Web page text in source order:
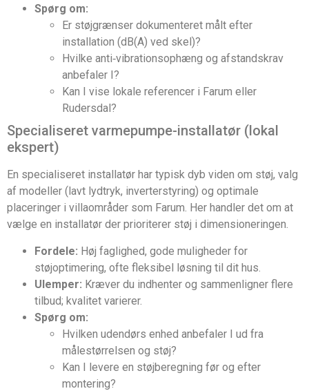
Spørg om:
Er støjgrænser dokumenteret målt efter
installation (dB(A) ved skel)?
Hvilke anti‑vibrationsophæng og afstandskrav
anbefaler I?
Kan I vise lokale referencer i Farum eller
Rudersdal?
Specialiseret varmepumpe-installatør (lokal
ekspert)
En specialiseret installatør har typisk dyb viden om støj, valg
af modeller (lavt lydtryk, inverterstyring) og optimale
placeringer i villaområder som Farum. Her handler det om at
vælge en installatør der prioriterer støj i dimensioneringen.
Fordele: Høj faglighed, gode muligheder for
støjoptimering, ofte fleksibel løsning til dit hus.
Ulemper: Kræver du indhenter og sammenligner flere
tilbud; kvalitet varierer.
Spørg om:
Hvilken udendørs enhed anbefaler I ud fra
målestørrelsen og støj?
Kan I levere en støjberegning før og efter
montering?